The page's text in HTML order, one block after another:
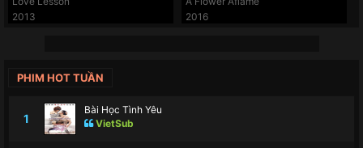
2013
2016
PHIM HOT TUẦN
1
Bài Học Tình Yêu
VietSub